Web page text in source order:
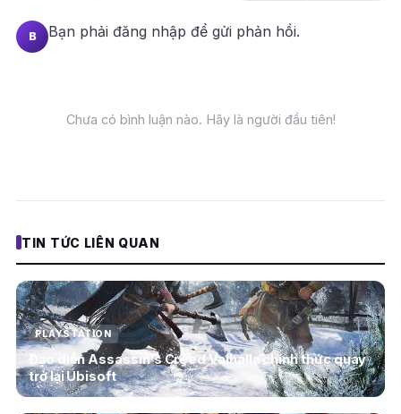
B Bạn phải đăng nhập để gửi phản hồi.
Chưa có bình luận nào. Hãy là người đầu tiên!
TIN TỨC LIÊN QUAN
PLAYSTATION
Đạo diễn Assassin’s Creed Valhalla chính thức quay
trở lại Ubisoft